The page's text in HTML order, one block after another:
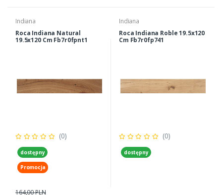
Indiana
Roca Indiana Natural
19.5x120 Cm Fb7r0fpnt1
(0)
dostępny
Promocja
164,00 PLN
Indiana
Roca Indiana Roble 19.5x120
Cm Fb7r0fp741
(0)
dostępny